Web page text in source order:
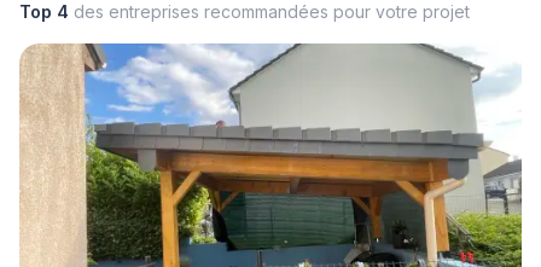
Top 4 des entreprises recommandées pour votre projet